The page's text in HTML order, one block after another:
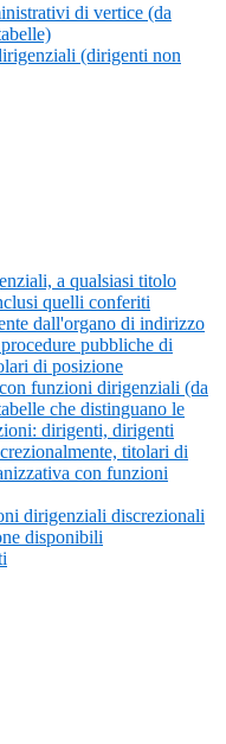
di vertice (da
(dirigenti non
a qualsiasi titolo
quelli conferiti
dall'organo di indirizzo
pubbliche di
di posizione
funzioni dirigenziali (da
che distinguano le
dirigenti, dirigenti
titolari di
con funzioni
dirigenziali discrezionali
disponibili